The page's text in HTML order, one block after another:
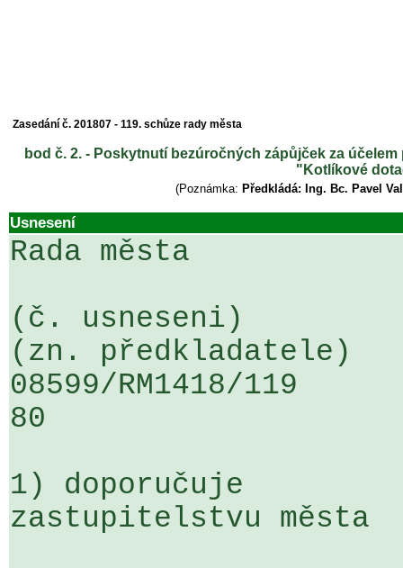
Zasedání č. 201807 - 119. schůze rady města
bod č. 2. - Poskytnutí bezúročných zápůjček za
"Kotlíkové
(Poznámka: Předkládá: Ing. Bc. Pavel
Usnesení
Rada města
(č. usneseni)
(zn. předkladatele)
08599/RM1418/
80
1) doporučuje
zastupitelstvu města